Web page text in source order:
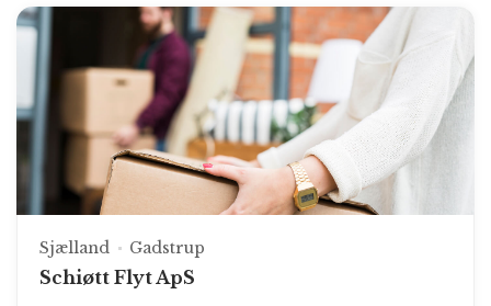
Sjælland Gadstrup
Schiøtt Flyt ApS